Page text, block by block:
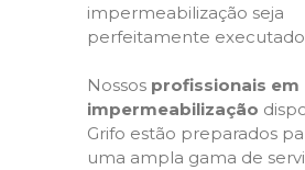
impermeabilização seja
perfeitamente
Nossos profissionais em
impermeabilização
Grifo estão preparados
uma ampla gama de